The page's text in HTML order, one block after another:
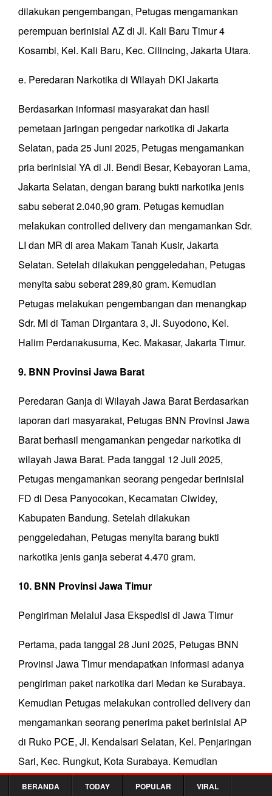
dilakukan pengembangan, Petugas mengamankan
perempuan berinisial AZ di Jl. Kali Baru Timur 4
Kosambi, Kel. Kali Baru, Kec. Cilincing, Jakarta Utara.
e. Peredaran Narkotika di Wilayah DKI Jakarta
Berdasarkan informasi masyarakat dan hasil
pemetaan jaringan pengedar narkotika di Jakarta
Selatan, pada 25 Juni 2025, Petugas mengamankan
pria berinisial YA di Jl. Bendi Besar, Kebayoran Lama,
Jakarta Selatan, dengan barang bukti narkotika jenis
sabu seberat 2.040,90 gram. Petugas kemudian
melakukan controlled delivery dan mengamankan Sdr.
LI dan MR di area Makam Tanah Kusir, Jakarta
Selatan. Setelah dilakukan penggeledahan, Petugas
menyita sabu seberat 289,80 gram. Kemudian
Petugas melakukan pengembangan dan menangkap
Sdr. MI di Taman Dirgantara 3, Jl. Suyodono, Kel.
Halim Perdanakusuma, Kec. Makasar, Jakarta Timur.
9. BNN Provinsi Jawa Barat
Peredaran Ganja di Wilayah Jawa Barat Berdasarkan
laporan dari masyarakat, Petugas BNN Provinsi Jawa
Barat berhasil mengamankan pengedar narkotika di
wilayah Jawa Barat. Pada tanggal 12 Juli 2025,
Petugas mengamankan seorang pengedar berinisial
FD di Desa Panyocokan, Kecamatan Ciwidey,
Kabupaten Bandung. Setelah dilakukan
penggeledahan, Petugas menyita barang bukti
narkotika jenis ganja seberat 4.470 gram.
10. BNN Provinsi Jawa Timur
Pengiriman Melalui Jasa Ekspedisi di Jawa Timur
Pertama, pada tanggal 28 Juni 2025, Petugas BNN
Provinsi Jawa Timur mendapatkan informasi adanya
pengiriman paket narkotika dari Medan ke Surabaya.
Kemudian Petugas melakukan controlled delivery dan
mengamankan seorang penerima paket berinisial AP
di Ruko PCE, Jl. Kendalsari Selatan, Kel. Penjaringan
Sari, Kec. Rungkut, Kota Surabaya. Kemudian
Petugas menyita paket narkotika jenis ganja dengan
BERANDA TODAY POPULAR VIRAL